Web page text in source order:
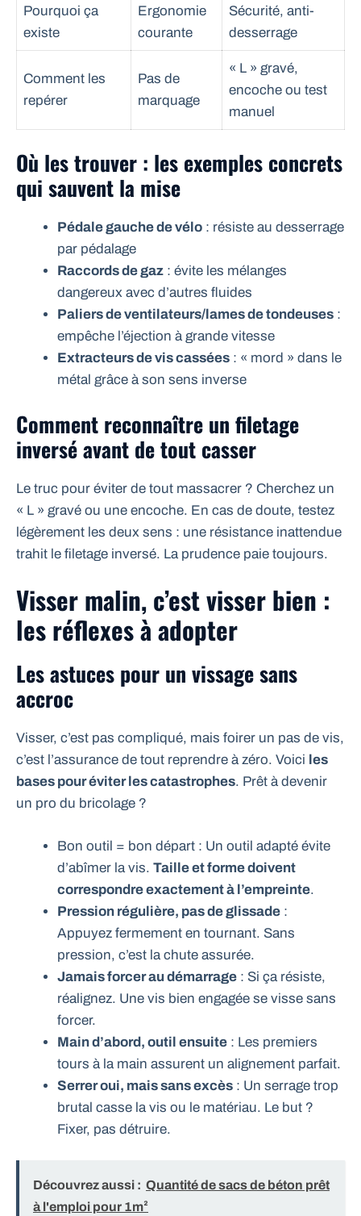
Pourquoi ça
existe
Ergonomie
courante
Sécurité, anti-
desserrage
Comment les
repérer
Pas de
marquage
« L » gravé,
encoche ou test
manuel
Où les trouver : les exemples concrets
qui sauvent la mise
Pédale gauche de vélo : résiste au desserrage
par pédalage
Raccords de gaz : évite les mélanges
dangereux avec d’autres fluides
Paliers de ventilateurs/lames de tondeuses :
empêche l’éjection à grande vitesse
Extracteurs de vis cassées : « mord » dans le
métal grâce à son sens inverse
Comment reconnaître un filetage
inversé avant de tout casser
Le truc pour éviter de tout massacrer ? Cherchez un
« L » gravé ou une encoche. En cas de doute, testez
légèrement les deux sens : une résistance inattendue
trahit le filetage inversé. La prudence paie toujours.
Visser malin, c’est visser bien :
les réflexes à adopter
Les astuces pour un vissage sans
accroc
Visser, c’est pas compliqué, mais foirer un pas de vis,
c’est l’assurance de tout reprendre à zéro. Voici les
bases pour éviter les catastrophes. Prêt à devenir
un pro du bricolage ?
Bon outil = bon départ : Un outil adapté évite
d’abîmer la vis. Taille et forme doivent
correspondre exactement à l’empreinte.
Pression régulière, pas de glissade :
Appuyez fermement en tournant. Sans
pression, c’est la chute assurée.
Jamais forcer au démarrage : Si ça résiste,
réalignez. Une vis bien engagée se visse sans
forcer.
Main d’abord, outil ensuite : Les premiers
tours à la main assurent un alignement parfait.
Serrer oui, mais sans excès : Un serrage trop
brutal casse la vis ou le matériau. Le but ?
Fixer, pas détruire.
Découvrez aussi : Quantité de sacs de béton prêt
à l'emploi pour 1m²